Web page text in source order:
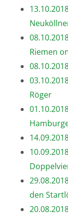
Riemen
Röger
den